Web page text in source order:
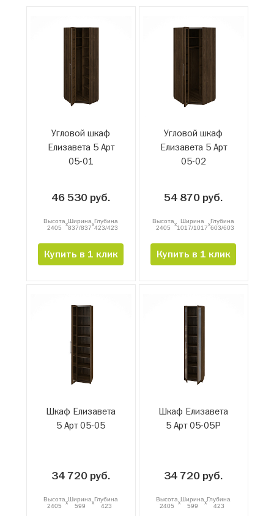
Угловой шкаф
Елизавета 5 Арт
05-01
46 530 руб.
Высота
2405
xШирина
837/837xГлубина
423/423
Купить в 1 клик
Угловой шкаф
Елизавета 5 Арт
05-02
54 870 руб.
Высота
2405
x
Ширина
1017/1017xГлубина
603/603
Купить в 1 клик
Шкаф Елизавета
5 Арт 05-05
34 720 руб.
Высота
2405
xШирина
599
xГлубина
423
Шкаф Елизавета
5 Арт 05-05Р
34 720 руб.
Высота
2405
xШирина
599
xГлубина
423